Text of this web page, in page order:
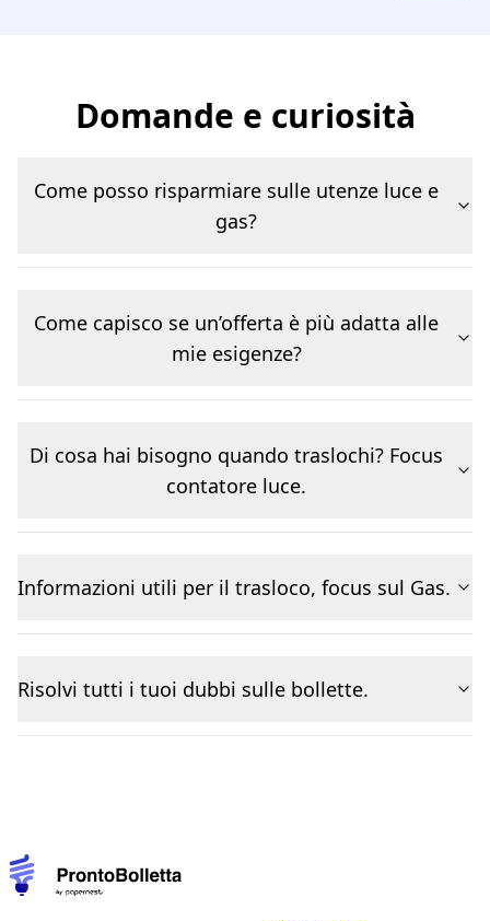
Domande e curiosità
Come posso risparmiare sulle utenze luce e
gas?
Come capisco se un’offerta è più adatta alle
mie esigenze?
Di cosa hai bisogno quando traslochi? Focus
contatore luce.
Informazioni utili per il trasloco, focus sul Gas.
Risolvi tutti i tuoi dubbi sulle bollette.